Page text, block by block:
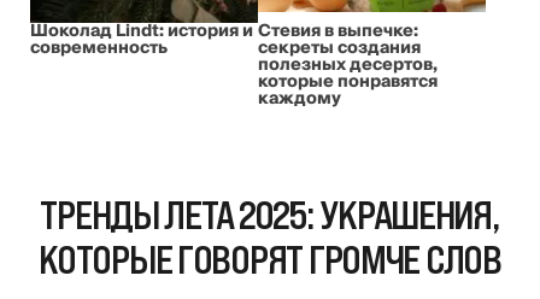
Шоколад Lindt: история и
современность
Стевия в выпечке:
секреты создания
полезных десертов,
которые понравятся
каждому
ТРЕНДЫ ЛЕТА 2025: УКРАШЕНИЯ,
КОТОРЫЕ ГОВОРЯТ ГРОМЧЕ СЛОВ